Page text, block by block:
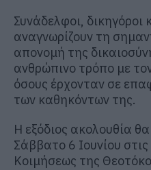
Συνάδελφοι, δικηγόροι
αναγνωρίζουν τη
απονομή της
ανθρώπινο τρόπο με
όσους έρχονταν σε
των καθηκόντων της.
Η εξόδιος ακολουθία
Σάββατο 6 Ιουνίου
Κοιμήσεως της